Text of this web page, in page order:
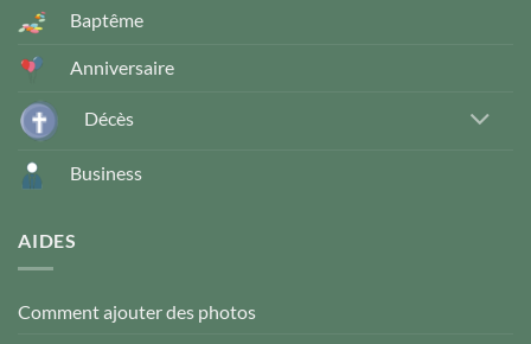
Baptême
Anniversaire
Décès
Business
AIDES
Comment ajouter des photos